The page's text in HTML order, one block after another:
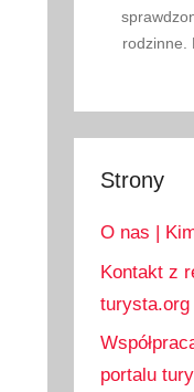
rodzinne.
Strony
O nas |
Kontakt z
turysta.org
portalu